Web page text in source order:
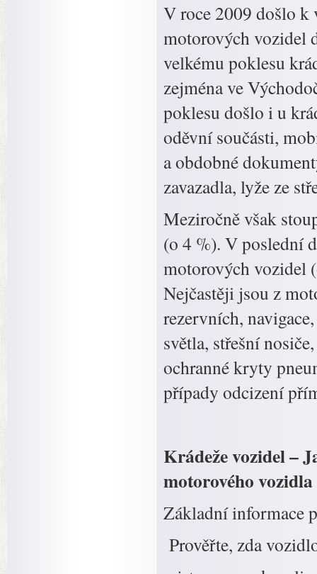
V roce 2009 došlo k
motorových vozidel
velkému poklesu
zejména ve
poklesu došlo i u
oděvní součásti,
a obdobné
zavazadla, lyže ze
Meziročně však
(o 4 %). V poslední
motorových vozidel
Nejčastěji jsou z
rezervních,
světla, střešní
ochranné kryty
případy odcizení
Krádeže vozidel –
motorového vozidla
Základní informace
Prověřte, zda